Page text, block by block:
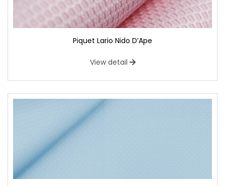
Piquet Lario Nido D’Ape
View detail